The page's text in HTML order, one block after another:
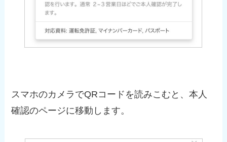
スマホのカメラでQRコードを読みこむと、本人
確認のページに移動します。